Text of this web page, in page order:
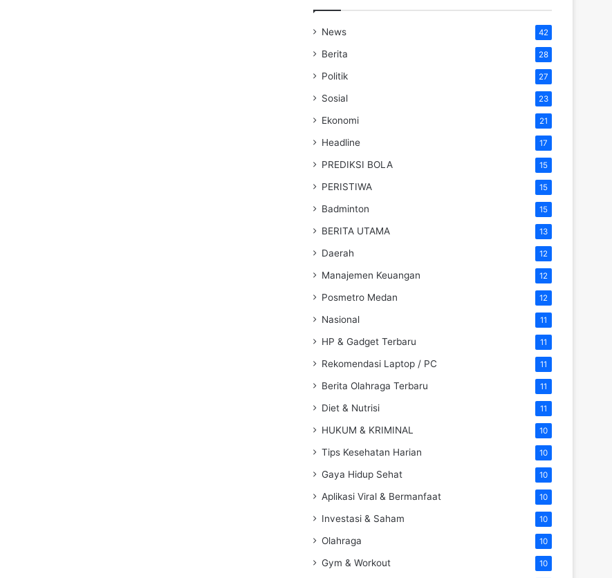
News 42
Berita 28
Politik 27
Sosial 23
Ekonomi 21
Headline 17
PREDIKSI BOLA 15
PERISTIWA 15
Badminton 15
BERITA UTAMA 13
Daerah 12
Manajemen Keuangan 12
Posmetro Medan 12
Nasional 11
HP & Gadget Terbaru 11
Rekomendasi Laptop / PC 11
Berita Olahraga Terbaru 11
Diet & Nutrisi 11
HUKUM & KRIMINAL 10
Tips Kesehatan Harian 10
Gaya Hidup Sehat 10
Aplikasi Viral & Bermanfaat 10
Investasi & Saham 10
Olahraga 10
Gym & Workout 10